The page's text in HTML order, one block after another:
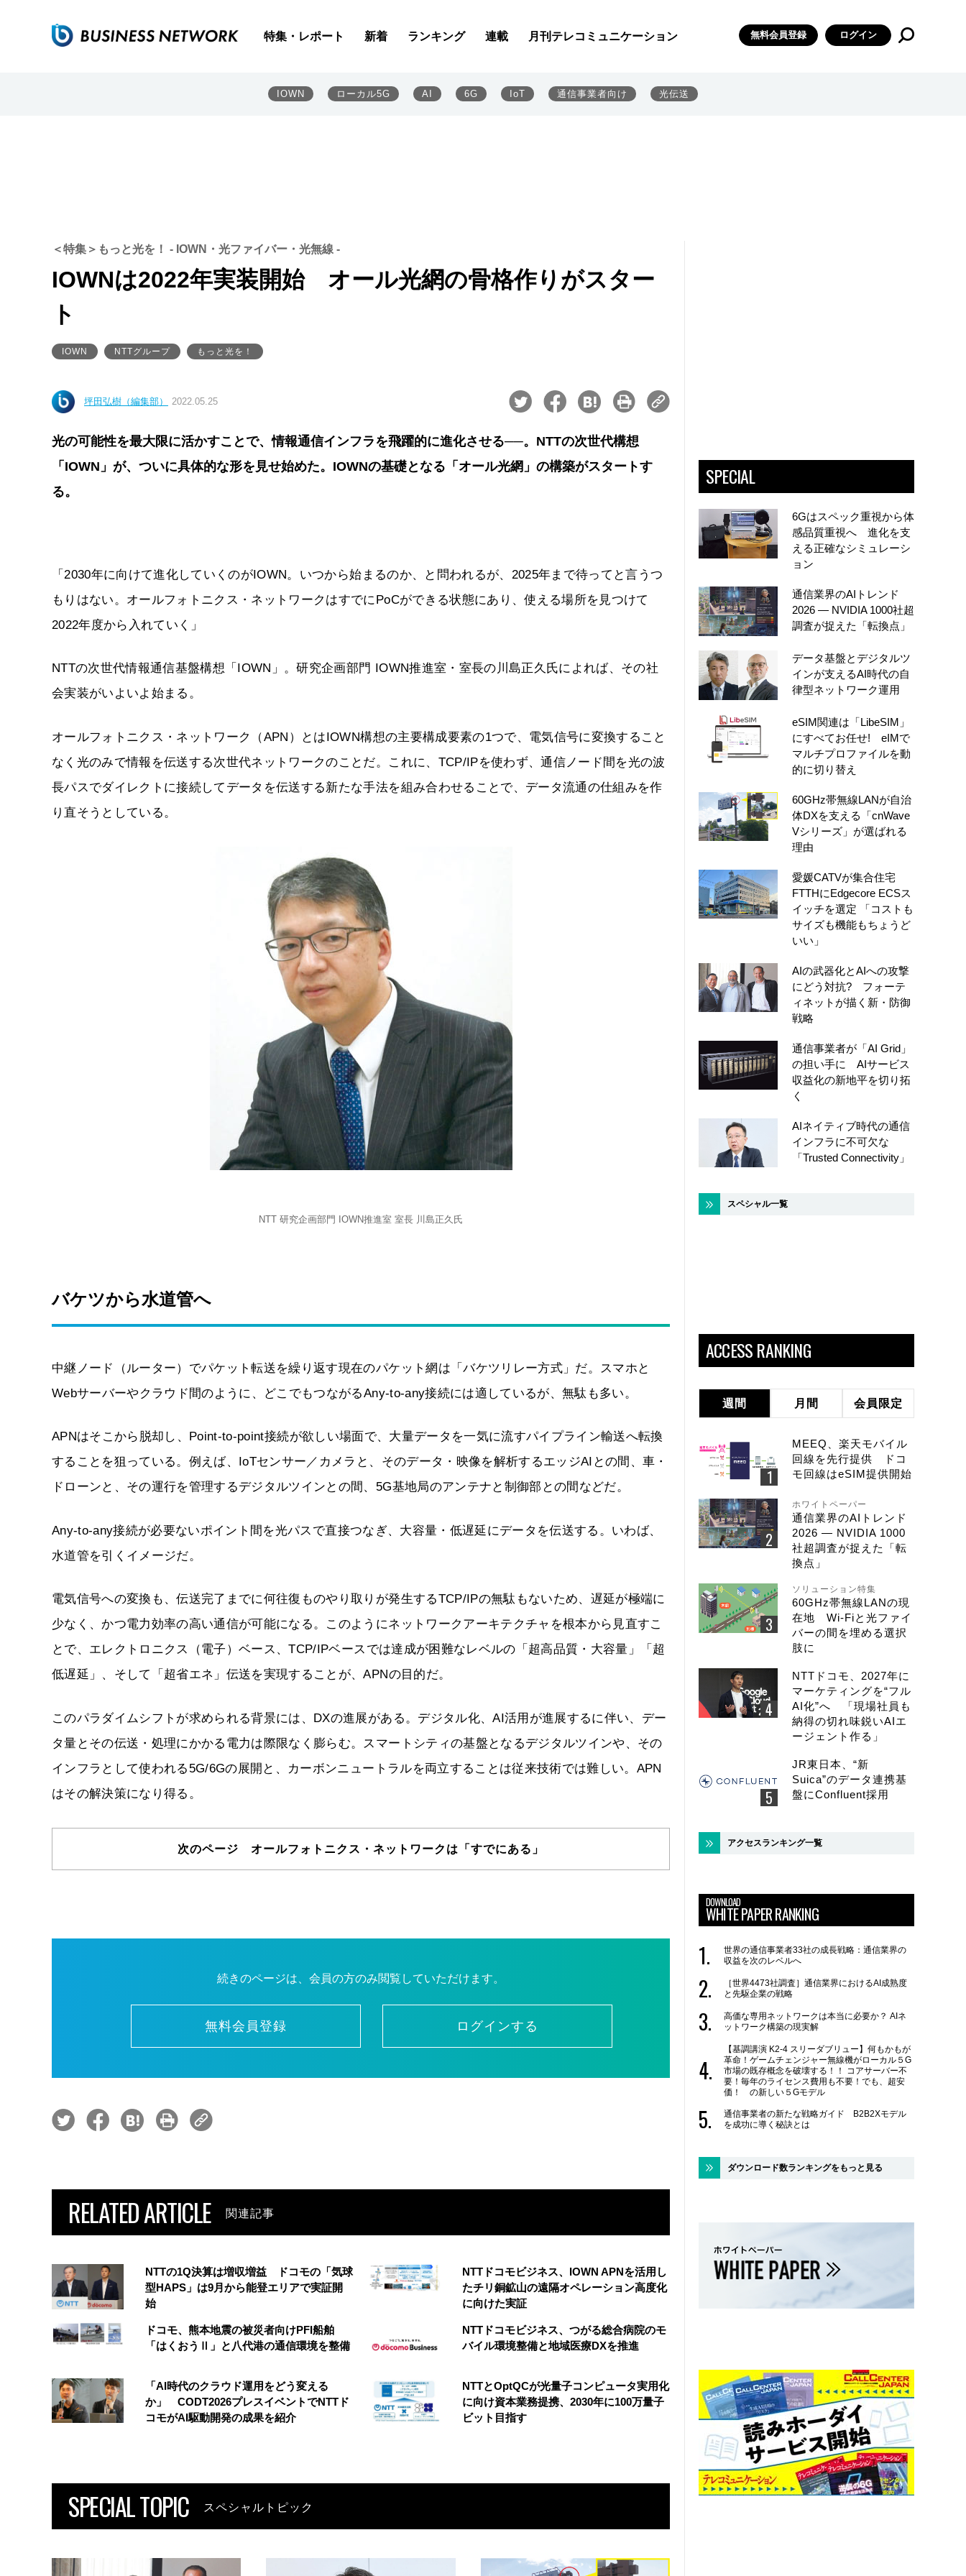
特集・レポート 新着 ランキング 連載 月刊テレコミュニケーション 無料会員登録 ログイン
IOWN ローカル5G AI 6G IoT 通信事業者向け 光伝送
＜特集＞もっと光を！ - IOWN・光ファイバー・光無線 -
IOWNは2022年実装開始 オール光網の骨格作りがスター
ト
IOWN NTTグループ もっと光を！
坪田弘樹（編集部） 2022.05.25
光の可能性を最大限に活かすことで、情報通信インフラを飛躍的に進化させる──。NTTの次世代構想
「IOWN」が、ついに具体的な形を見せ始めた。IOWNの基礎となる「オール光網」の構築がスタートす
る。
「2030年に向けて進化していくのがIOWN。いつから始まるのか、と問われるが、2025年まで待ってと言うつ
もりはない。オールフォトニクス・ネットワークはすでにPoCができる状態にあり、使える場所を見つけて
2022年度から入れていく」
NTTの次世代情報通信基盤構想「IOWN」。研究企画部門 IOWN推進室・室長の川島正久氏によれば、その社
会実装がいよいよ始まる。
オールフォトニクス・ネットワーク（APN）とはIOWN構想の主要構成要素の1つで、電気信号に変換すること
なく光のみで情報を伝送する次世代ネットワークのことだ。これに、TCP/IPを使わず、通信ノード間を光の波
長パスでダイレクトに接続してデータを伝送する新たな手法を組み合わせることで、データ流通の仕組みを作
り直そうとしている。
NTT 研究企画部門 IOWN推進室 室長 川島正久氏
バケツから水道管へ
中継ノード（ルーター）でパケット転送を繰り返す現在のパケット網は「バケツリレー方式」だ。スマホと
Webサーバーやクラウド間のように、どこでもつながるAny-to-any接続には適しているが、無駄も多い。
APNはそこから脱却し、Point-to-point接続が欲しい場面で、大量データを一気に流すパイプライン輸送へ転換
することを狙っている。例えば、IoTセンサー／カメラと、そのデータ・映像を解析するエッジAIとの間、車・
ドローンと、その運行を管理するデジタルツインとの間、5G基地局のアンテナと制御部との間などだ。
Any-to-any接続が必要ないポイント間を光パスで直接つなぎ、大容量・低遅延にデータを伝送する。いわば、
水道管を引くイメージだ。
電気信号への変換も、伝送完了までに何往復ものやり取りが発生するTCP/IPの無駄もないため、遅延が極端に
少なく、かつ電力効率の高い通信が可能になる。このようにネットワークアーキテクチャを根本から見直すこ
とで、エレクトロニクス（電子）ベース、TCP/IPベースでは達成が困難なレベルの「超高品質・大容量」「超
低遅延」、そして「超省エネ」伝送を実現することが、APNの目的だ。
このパラダイムシフトが求められる背景には、DXの進展がある。デジタル化、AI活用が進展するに伴い、デー
タ量とその伝送・処理にかかる電力は際限なく膨らむ。スマートシティの基盤となるデジタルツインや、その
インフラとして使われる5G/6Gの展開と、カーボンニュートラルを両立することは従来技術では難しい。APN
はその解決策になり得る。
次のページ オールフォトニクス・ネットワークは「すでにある」
続きのページは、会員の方のみ閲覧していただけます。
無料会員登録 ログインする
RELATED ARTICLE 関連記事
NTTの1Q決算は増収増益 ドコモの「気球
型HAPS」は9月から能登エリアで実証開
始
NTTドコモビジネス、IOWN APNを活用し
たチリ銅鉱山の遠隔オペレーション高度化
に向けた実証
ドコモ、熊本地震の被災者向けPFI船舶
「はくおうⅡ」と八代港の通信環境を整備
NTTドコモビジネス、つがる総合病院のモ
バイル環境整備と地域医療DXを推進
「AI時代のクラウド運用をどう変える
か」 CODT2026プレスイベントでNTTド
コモがAI駆動開発の成果を紹介
NTTとOptQCが光量子コンピュータ実用化
に向け資本業務提携、2030年に100万量子
ビット目指す
SPECIAL TOPIC スペシャルトピック
SPECIAL
6Gはスペック重視から体
感品質重視へ 進化を支
える正確なシミュレーシ
ョン
通信業界のAIトレンド
2026 ― NVIDIA 1000社超
調査が捉えた「転換点」
データ基盤とデジタルツ
インが支えるAI時代の自
律型ネットワーク運用
eSIM関連は「LibeSIM」
にすべてお任せ! eIMで
マルチプロファイルを動
的に切り替え
60GHz帯無線LANが自治
体DXを支える「cnWave
Vシリーズ」が選ばれる
理由
愛媛CATVが集合住宅
FTTHにEdgecore ECSス
イッチを選定 「コストも
サイズも機能もちょうど
いい」
AIの武器化とAIへの攻撃
にどう対抗? フォーテ
ィネットが描く新・防御
戦略
通信事業者が「AI Grid」
の担い手に AIサービス
収益化の新地平を切り拓
く
AIネイティブ時代の通信
インフラに不可欠な
「Trusted Connectivity」
スペシャル一覧
ACCESS RANKING
週間 月間 会員限定
MEEQ、楽天モバイル
回線を先行提供 ドコ
モ回線はeSIM提供開始
ホワイトペーパー
通信業界のAIトレンド
2026 ― NVIDIA 1000
社超調査が捉えた「転
換点」
ソリューション特集
60GHz帯無線LANの現
在地 Wi-Fiと光ファイ
バーの間を埋める選択
肢に
NTTドコモ、2027年に
マーケティングを“フル
AI化”へ 「現場社員も
納得の切れ味鋭いAIエ
ージェント作る」
JR東日本、“新
Suica”のデータ連携基
盤にConfluent採用
アクセスランキング一覧
DOWNLOAD
WHITE PAPER RANKING
世界の通信事業者33社の成長戦略：通信業界の
収益を次のレベルへ
［世界4473社調査］通信業界におけるAI成熟度
と先駆企業の戦略
高価な専用ネットワークは本当に必要か？ AIネ
ットワーク構築の現実解
【基調講演 K2-4 スリーダブリュー】何もかもが
革命！ゲームチェンジャー無線機がローカル５G
市場の既存概念を破壊する！！ コアサーバー不
要！毎年のライセンス費用も不要！でも、超安
価！ の新しい５Gモデル
通信事業者の新たな戦略ガイド B2B2Xモデル
を成功に導く秘訣とは
ダウンロード数ランキングをもっと見る